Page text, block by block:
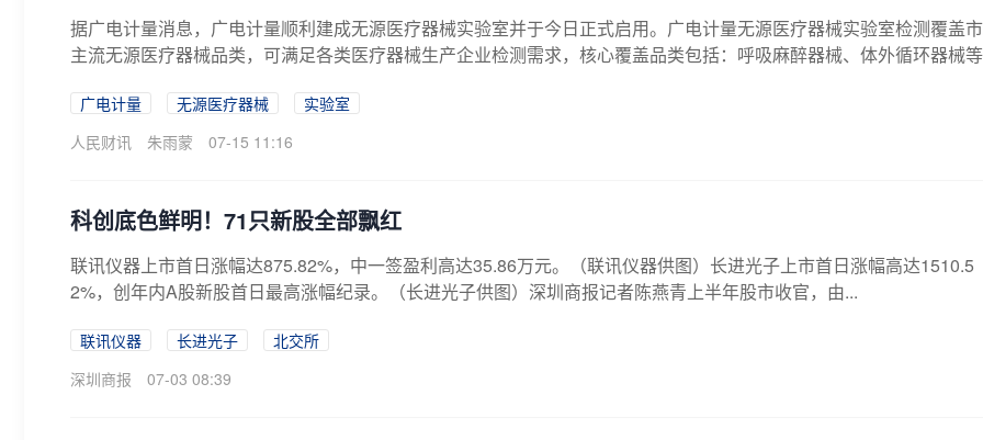
据广电计量消息，广电计量顺利建成无源医疗器械实验室并于今日正式启用。广电计量无源医疗器械实验室检测覆盖
主流无源医疗器械品类，可满足各类医疗器械生产企业检测需求，核心覆盖品类包括：呼吸麻醉器械、体外循环器械
广电计量 无源医疗器械
实验室
人民财讯
朱雨蒙 07-15 11:16
科创底色鲜明！71只新股全部飘红
联讯仪器上市首日涨幅达875.82%，中一签盈利高达35.86万元。（联讯仪器供图）长进光子上市首日涨幅高达1510.5
2%，创年内A股新股首日最高涨幅纪录。（长进光子供图）深圳商报记者陈燕青上半年股市收官，由...
联讯仪器 长进光子
北交所
深圳商报
07-03 08:39